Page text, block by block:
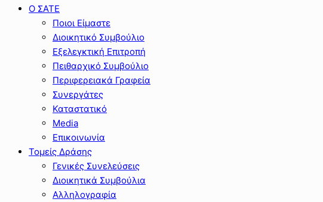
Ο ΣΑΤΕ
Ποιοι Είμαστε
Διοικητικό Συμβούλιο
Εξελεγκτική Επιτροπή
Πειθαρχικό Συμβούλιο
Περιφερειακά Γραφεία
Συνεργάτες
Καταστατικό
Media
Επικοινωνία
Τομείς Δράσης
Γενικές Συνελεύσεις
Διοικητικά Συμβούλια
Αλληλογραφία